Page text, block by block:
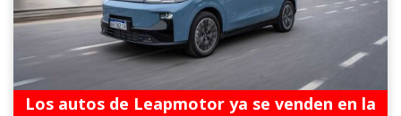
Los autos de Leapmotor ya se venden en la